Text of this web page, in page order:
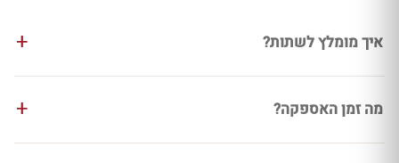
איך מומלץ לשתות?
מה זמן האספקה?